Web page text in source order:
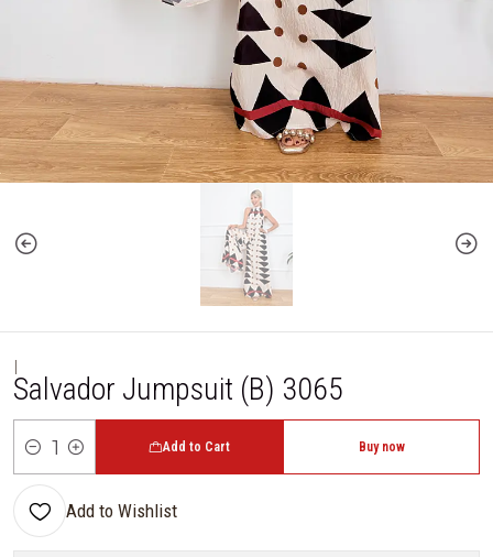
|
Salvador Jumpsuit (B) 3065
Quantity
Add to Cart Buy now
Add to Wishlist